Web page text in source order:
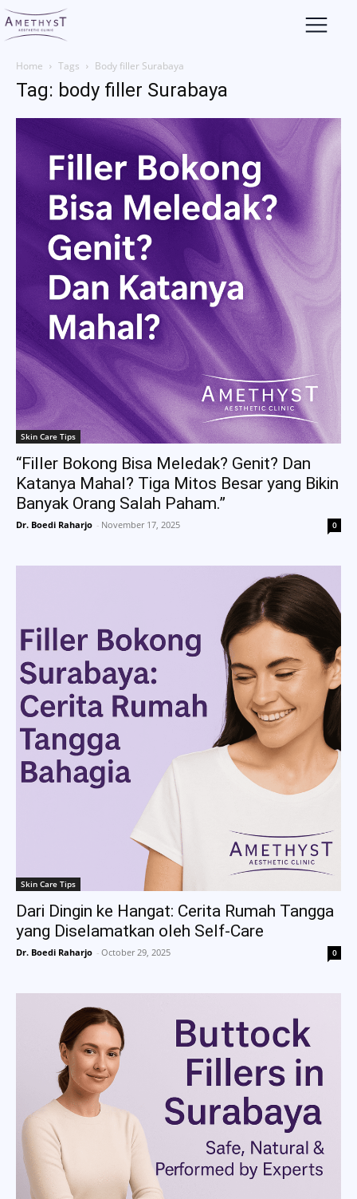
Home Tags Body filler Surabaya
Tag: body filler Surabaya
Skin Care Tips
“Filler Bokong Bisa Meledak? Genit? Dan
Katanya Mahal? Tiga Mitos Besar yang Bikin
Banyak Orang Salah Paham.”
Dr. Boedi Raharjo - November 17, 2025 0
Skin Care Tips
Dari Dingin ke Hangat: Cerita Rumah Tangga
yang Diselamatkan oleh Self-Care
Dr. Boedi Raharjo - October 29, 2025 0